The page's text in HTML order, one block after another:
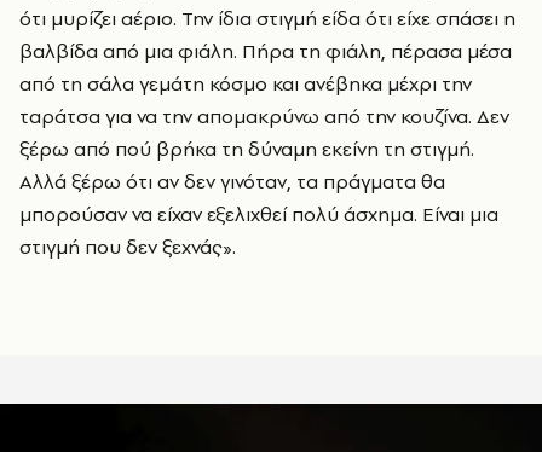
ότι μυρίζει αέριο. Την ίδια στιγμή είδα ότι είχε σπάσει η
βαλβίδα από μια φιάλη. Πήρα τη φιάλη, πέρασα μέσα
από τη σάλα γεμάτη κόσμο και ανέβηκα μέχρι την
ταράτσα για να την απομακρύνω από την κουζίνα. Δεν
ξέρω από πού βρήκα τη δύναμη εκείνη τη στιγμή.
Αλλά ξέρω ότι αν δεν γινόταν, τα πράγματα θα
μπορούσαν να είχαν εξελιχθεί πολύ άσχημα. Είναι μια
στιγμή που δεν ξεχνάς».